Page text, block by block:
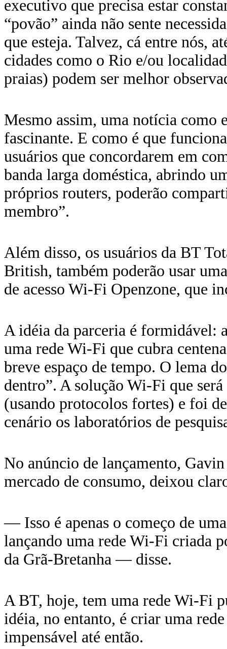
executivo que precisa estar
“povão” ainda não sente
que esteja. Talvez, cá entre nós,
cidades como o Rio e/ou
praias) podem ser melhor
Mesmo assim, uma notícia como
fascinante. E como é que
usuários que concordarem em
banda larga doméstica, abrindo
próprios routers, poderão
membro”.
Além disso, os usuários da BT
British, também poderão usar
de acesso Wi-Fi Openzone, que
A idéia da parceria é formidável:
uma rede Wi-Fi que cubra
breve espaço de tempo. O lema
dentro”. A solução Wi-Fi que
(usando protocolos fortes) e foi
cenário os laboratórios de
No anúncio de lançamento,
mercado de consumo, deixou
— Isso é apenas o começo de
lançando uma rede Wi-Fi criada
da Grã-Bretanha — disse.
A BT, hoje, tem uma rede Wi-Fi
idéia, no entanto, é criar uma
impensável até então.